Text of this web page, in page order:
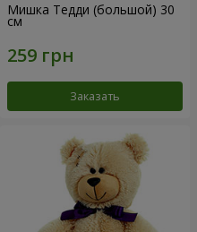
Мишка Тедди (большой) 30
см
Заказать